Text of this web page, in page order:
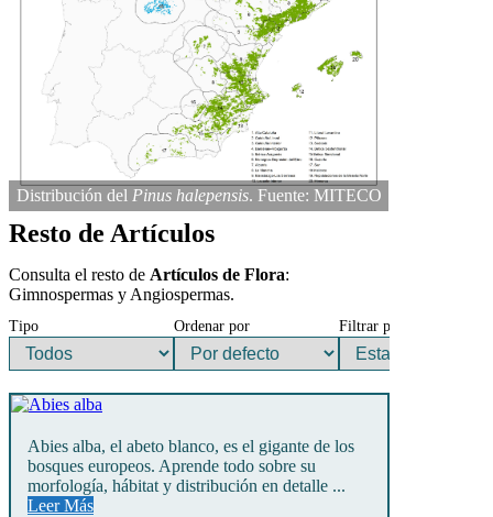
Distribución del Pinus halepensis. Fuente: MITECO
Resto de Artículos
Consulta el resto de Artículos de Flora:
Gimnospermas y Angiospermas.
Tipo Ordenar por Filtrar por
Abies alba, el abeto blanco, es el gigante de los
bosques europeos. Aprende todo sobre su
morfología, hábitat y distribución en detalle ...
Leer Más